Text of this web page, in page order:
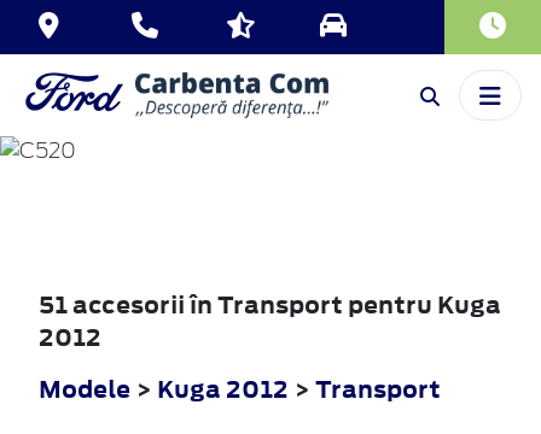
KUGA
51 accesorii în Transport pentru Kuga
2012
Modele > Kuga 2012 > Transport